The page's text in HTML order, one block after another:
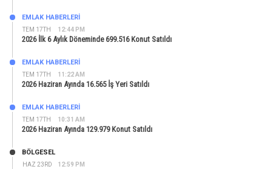
TEM 17TH 12:44 PM
EMLAK HABERLERI
2026 İlk 6 Aylık Döneminde 699.516 Konut Satıldı
TEM 17TH 11:22 AM
EMLAK HABERLERI
2026 Haziran Ayında 16.565 İş Yeri Satıldı
TEM 17TH 10:31 AM
EMLAK HABERLERI
2026 Haziran Ayında 129.979 Konut Satıldı
HAZ 23RD 12:59 PM
BÖLGESEL